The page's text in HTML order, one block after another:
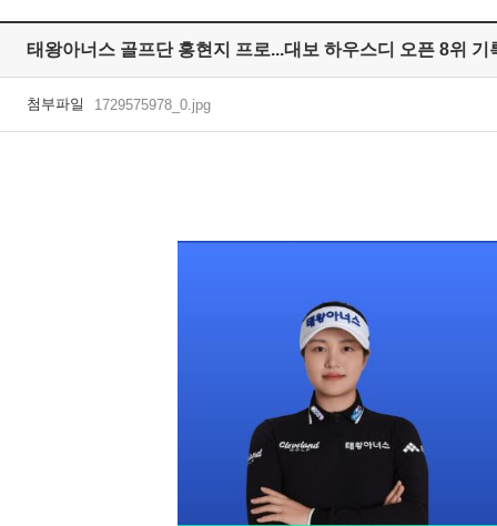
태왕아너스 골프단 홍현지 프로...대보 하우스디 오픈 8위 기
첨부파일 1729575978_0.jpg